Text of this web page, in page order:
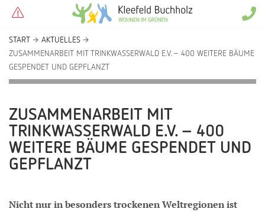
START
AKTUELLES
ZUSAMMENARBEIT MIT TRINKWASSERWALD E.V. – 400 WEITERE BÄUME
GESPENDET UND GEPFLANZT
ZUSAMMENARBEIT MIT
TRINKWASSERWALD E.V. – 400
WEITERE BÄUME GESPENDET UND
GEPFLANZT
Nicht nur in besonders trockenen Weltregionen ist